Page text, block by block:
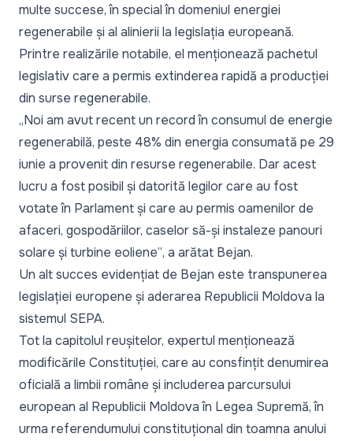
multe succese, în special în domeniul energiei
regenerabile și al alinierii la legislația europeană.
Printre realizările notabile, el menționează pachetul
legislativ care a permis extinderea rapidă a producției
din surse regenerabile.
„Noi am avut recent un record în consumul de energie
regenerabilă, peste 48% din energia consumată pe 29
iunie a provenit din resurse regenerabile. Dar acest
lucru a fost posibil și datorită legilor care au fost
votate în Parlament și care au permis oamenilor de
afaceri, gospodăriilor, caselor să-și instaleze panouri
solare și turbine eoliene”, a arătat Bejan.
Un alt succes evidențiat de Bejan este transpunerea
legislației europene și aderarea Republicii Moldova la
sistemul SEPA.
Tot la capitolul reușitelor, expertul menționează
modificările Constituției, care au consfințit denumirea
oficială a limbii române și includerea parcursului
european al Republicii Moldova în Legea Supremă, în
urma referendumului constituțional din toamna anului